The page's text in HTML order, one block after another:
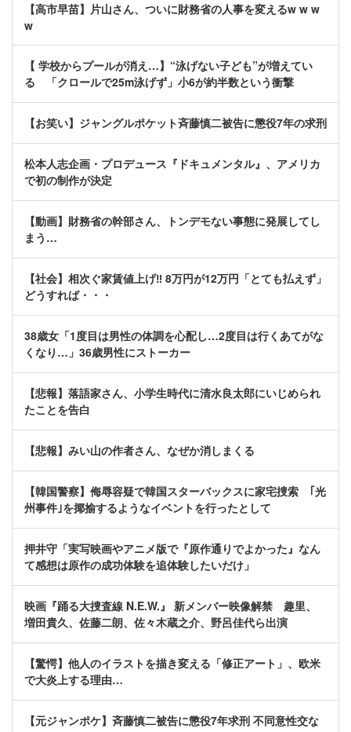
【高市早苗】片山さん、ついに財務省の人事を変えるw w w
w
【 学校からプールが消え…】“泳げない子ども”が増えてい
る 「クロールで25m泳げず」小6が約半数という衝撃
【お笑い】ジャングルポケット斉藤慎二被告に懲役7年の求刑
松本人志企画・プロデュース『ドキュメンタル』、アメリカ
で初の制作が決定
【動画】財務省の幹部さん、トンデモない事態に発展してし
まう…
【社会】相次ぐ家賃値上げ‼ 8万円が12万円「とても払えず」
どうすれば・・・
38歳女「1度目は男性の体調を心配し…2度目は行くあてがな
くなり…」36歳男性にストーカー
【悲報】落語家さん、小学生時代に清水良太郎にいじめられ
たことを告白
【悲報】みい山の作者さん、なぜか消しまくる
【韓国警察】侮辱容疑で韓国スターバックスに家宅捜索 ｢光
州事件｣を揶揄するようなイベントを行ったとして
押井守「実写映画やアニメ版で『原作通りでよかった』なん
て感想は原作の成功体験を追体験したいだけ」
映画『踊る大捜査線 N.E.W.』 新メンバー映像解禁 趣里、
増田貴久、佐藤二朗、佐々木蔵之介、野呂佳代ら出演
【驚愕】他人のイラストを描き変える「修正アート」、欧米
で大炎上する理由…
【元ジャンポケ】斉藤慎二被告に懲役7年求刑 不同意性交な